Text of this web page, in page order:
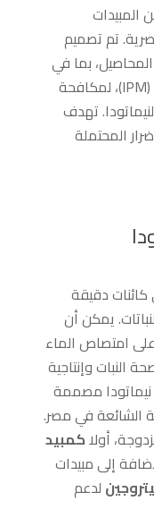
تم تصميم
بما في
ذلك أنظمة الإدارة المتكاملة للآفات (IPM)، لمكافحة
تهدف
المحتملة
كائنات دقيقة
يمكن أن
امتصاص الماء
النبات وإنتاجية
مصممة
الشائعة في مصر.
أولاكمبيد
إلى مبيدات
لدعم